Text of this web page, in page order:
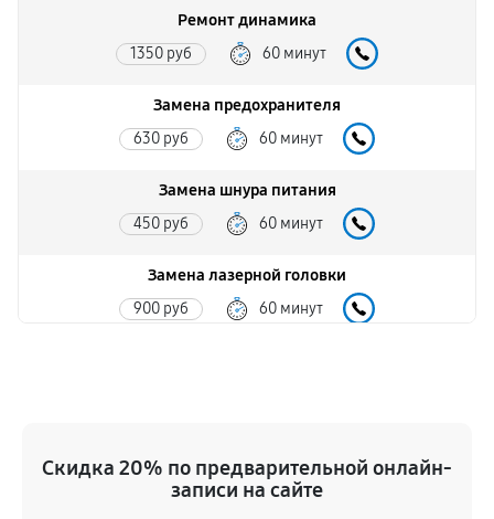
Ремонт динамика
1350 руб 60 минут
Замена предохранителя
630 руб 60 минут
Замена шнура питания
450 руб 60 минут
Замена лазерной головки
900 руб 60 минут
630 руб 60 минут
Скидка 20% по предварительной онлайн-
записи на сайте